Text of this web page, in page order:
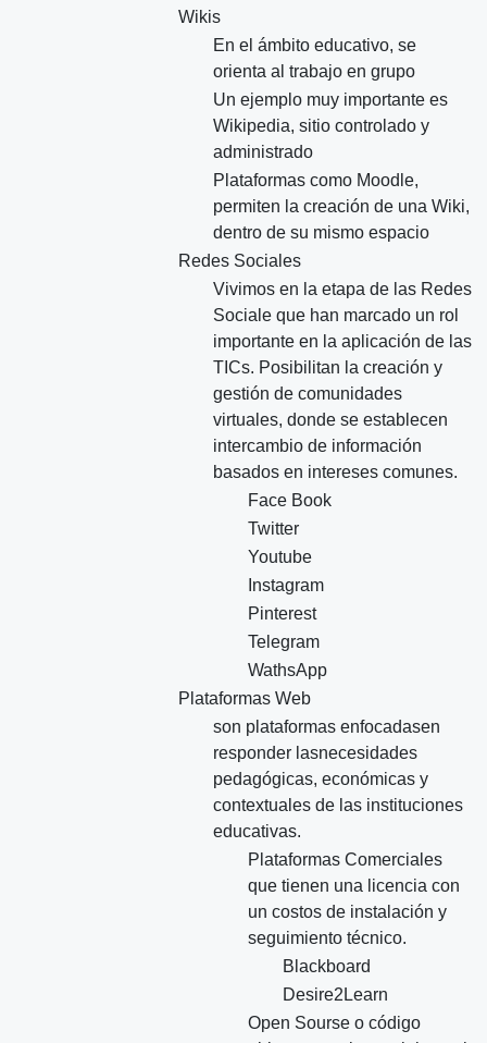
Wikis
En el ámbito educativo, se
orienta al trabajo en grupo
Un ejemplo muy importante es
Wikipedia, sitio controlado y
administrado
Plataformas como Moodle,
permiten la creación de una Wiki,
dentro de su mismo espacio
Redes Sociales
Vivimos en la etapa de las Redes
Sociale que han marcado un rol
importante en la aplicación de las
TICs. Posibilitan la creación y
gestión de comunidades
virtuales, donde se establecen
intercambio de información
basados en intereses comunes.
Face Book
Twitter
Youtube
Instagram
Pinterest
Telegram
WathsApp
Plataformas Web
son plataformas enfocadasen
responder lasnecesidades
pedagógicas, económicas y
contextuales de las instituciones
educativas.
Plataformas Comerciales
que tienen una licencia con
un costos de instalación y
seguimiento técnico.
Blackboard
Desire2Learn
Open Sourse o código